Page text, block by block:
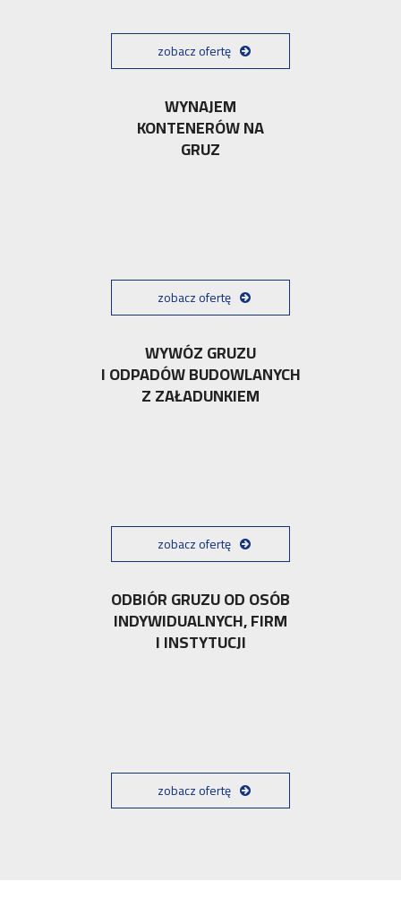
zobacz ofertę
WYNAJEM
KONTENERÓW NA
GRUZ
zobacz ofertę
WYWÓZ GRUZU
I ODPADÓW BUDOWLANYCH
Z ZAŁADUNKIEM
zobacz ofertę
ODBIÓR GRUZU OD OSÓB
INDYWIDUALNYCH, FIRM
I INSTYTUCJI
zobacz ofertę